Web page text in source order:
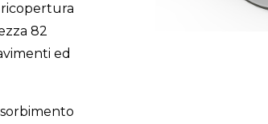
82
ed